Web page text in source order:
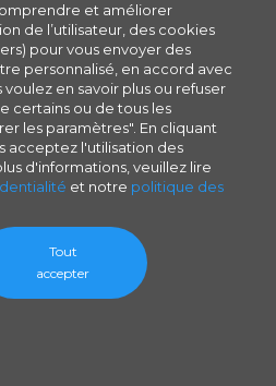
et améliorer
de l’utilisateur, des cookies
pour vous envoyer des
personnalisé, en accord avec
en savoir plus ou refuser
certains ou de tous les
les paramètres". En cliquant
acceptez l'utilisation des
d'informations, veuillez lire
et notre politique des
Tout
accepter